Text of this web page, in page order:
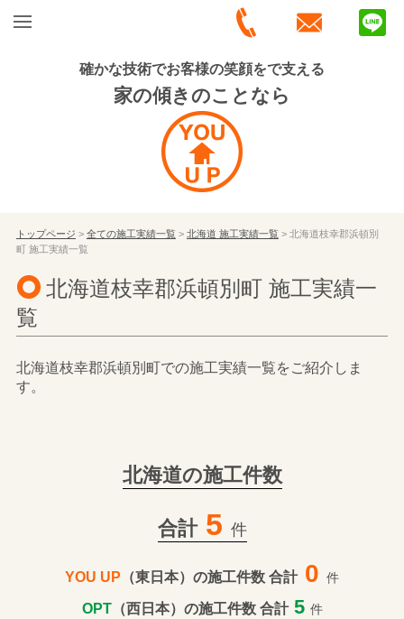
確かな技術でお客様の笑顔をで支える
家の傾きのことなら
トップページ > 全ての施工実績一覧> 北海道 施工実績一覧> 北海道枝幸郡浜頓別
町 施工実績一覧
北海道枝幸郡浜頓別町 施工実績一
覧
北海道枝幸郡浜頓別町での施工実績一覧をご紹介しま
す。
北海道の施工件数
合計 5 件
YOU UP （東日本）の施工件数 合計 0 件
OPT（西日本）の施工件数 合計 5 件